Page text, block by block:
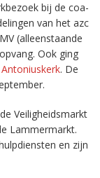
bij de coa-
van het azc
(alleenstaande
Ook ging
. De
Veiligheidsmarkt
Lammermarkt.
en zijn